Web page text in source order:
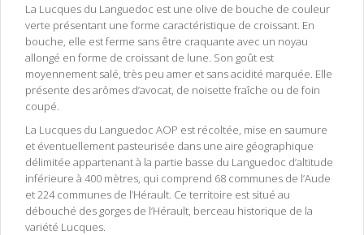
La Lucques du Languedoc est une olive de bouche de couleur
verte présentant une forme caractéristique de croissant. En
bouche, elle est ferme sans être craquante avec un noyau
allongé en forme de croissant de lune. Son goût est
moyennement salé, très peu amer et sans acidité marquée. Elle
présente des arômes d’avocat, de noisette fraîche ou de foin
coupé.
La Lucques du Languedoc AOP est récoltée, mise en saumure
et éventuellement pasteurisée dans une aire géographique
délimitée appartenant à la partie basse du Languedoc d’altitude
inférieure à 400 mètres, qui comprend 68 communes de l’Aude
et 224 communes de l’Hérault. Ce territoire est situé au
débouché des gorges de l’Hérault, berceau historique de la
variété Lucques.